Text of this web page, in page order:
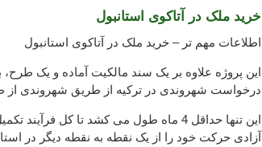
خرید ملک در آتاکوی استانبول
اطلاعات مهم تر – خرید ملک در آتاکوی استانبول
این پروژه علاوه بر یک سند مالکیت آماده و یک
درخواست شهروندی در ترکیه از طریق شهروندی
این تنها حداقل 4 ماه طول می کشد تا کل
آزادی حرکت خود را از یک نقطه به نقطه دیگر در